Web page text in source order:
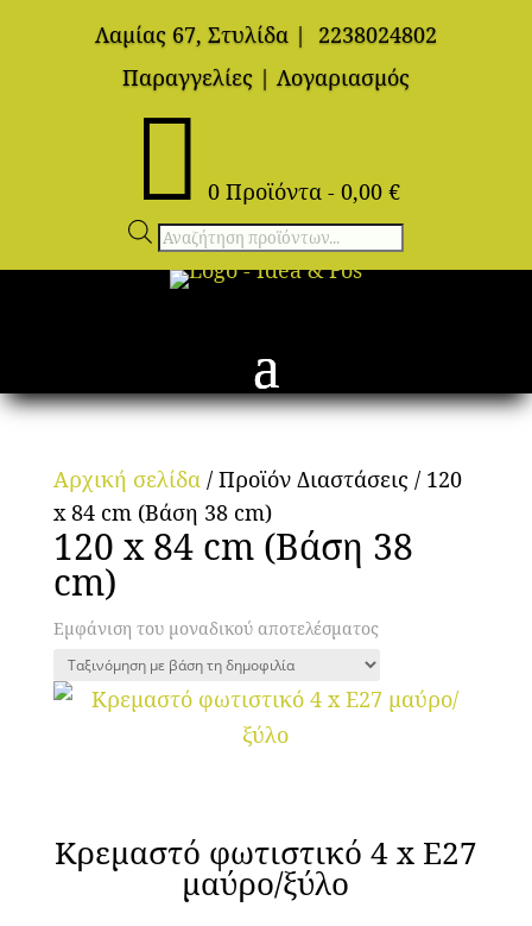
Λαμίας 67, Στυλίδα |
2238024802
Παραγγελίες | Λογαριασμός
 0 Προϊόντα - 0,00 €
Αναζήτηση
προϊόντων
Αρχική σελίδα/ Προϊόν Διαστάσεις / 120
x 84 cm (Βάση 38 cm)
120 x 84 cm (Βάση 38
cm)
Εμφάνιση του μοναδικού αποτελέσματος
Κρεμαστό φωτιστικό 4 x E27
μαύρο/ξύλο